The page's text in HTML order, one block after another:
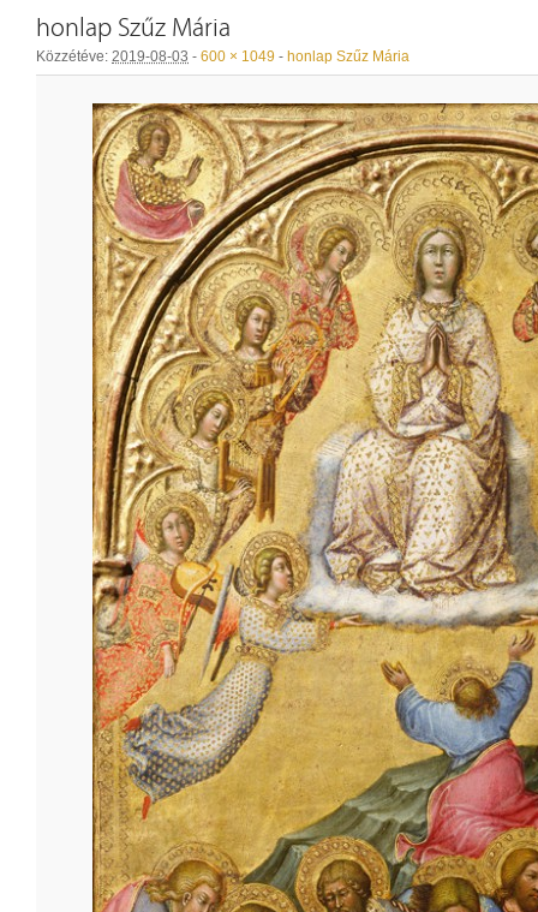
honlap Szűz Mária
Közzétéve: 2019-08-03 - 600 × 1049 - honlap Szűz Mária